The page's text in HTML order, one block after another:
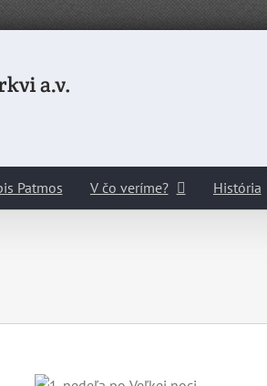
Patmos V čo veríme? História